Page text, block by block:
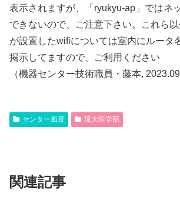
表示されますが、「ryukyu-ap」ではネ
できないので、ご注意下さい。これら
が設置したwifiについては室内にルータ
掲示してますので、ご利用ください
（機器センター技術職員・藤本,
センター風景 琉大医学部
関連記事